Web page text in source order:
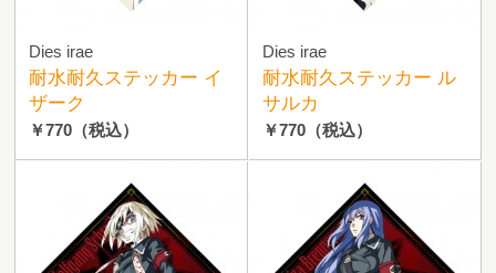
Dies irae
耐水耐久ステッカー イ
ザーク
￥770 （税込）
Dies irae
耐水耐久ステッカー ル
サルカ
￥770（税込）